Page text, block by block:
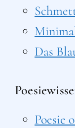
Das
Poesie